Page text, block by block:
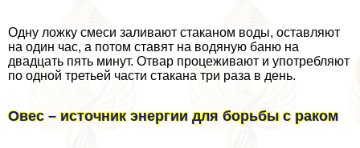
Одну ложку смеси заливают стаканом воды, оставляют
на один час, а потом ставят на водяную баню на
двадцать пять минут. Отвар процеживают и употрeбляют
по одной третьей части стакана три раза в день.
Овес – источник энергии для борьбы с paком